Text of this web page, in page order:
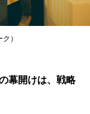
）
幕開けは、戦略